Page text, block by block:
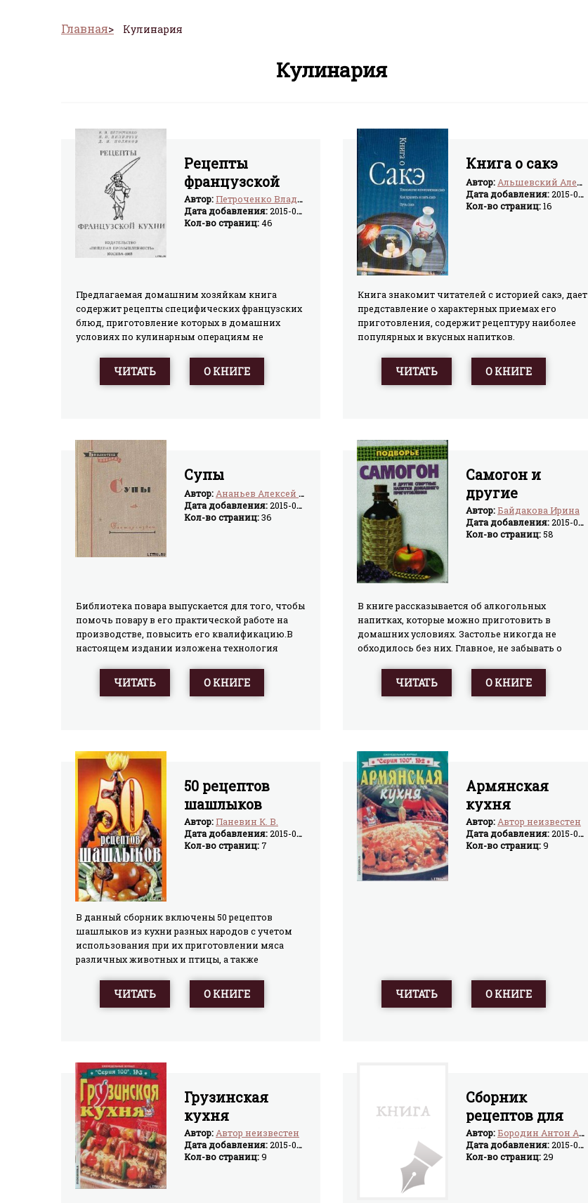
Главная Кулинария
Кулинария
Рецепты
французской
кухни
Автор:Петроченко Владимир Владимирович
Дата добавления:2015-03-16
Кол-во страниц:46
Предлагаемая домашним хозяйкам книга
содержит рецепты специфических французских
блюд, приготовление которых в домашних
условиях по кулинарным операциям не
хозяйкам этот сборник поможет значительно
разнообразить свой стол вкусными
ЧИТАТЬ О КНИГЕ
Книга о сакэ
Автор: Альшевский Александр Сергеевич
Дата добавления:2015-03-20
Кол-во страниц:16
Книга знакомит читателей с историей сакэ, дает
представление о характерных приемах его
приготовления, содержит рецептуру наиболее
популярных и вкусных напитков.
ЧИТАТЬ О КНИГЕ
Супы
Автор: Ананьев Алексей Ананьевич
Дата добавления:2015-03-21
Кол-во страниц:36
Библиотека повара выпускается для того, чтобы
помочь повару в его практической работе на
производстве, повысить его квалификацию.В
настоящем издании изложена технология
наименование) и приведены некоторые
сведения о рабочем месте повара; в книге также
основном нормам (весом нетто), указанным в
«Сборнике рецептур блюд и кулинарных
изделий для предприятий общественного
питания» (Госторгиздат, 1955 г.).
ЧИТАТЬ О КНИГЕ
Самогон и
другие
спиртные
напитки
Автор:Байдакова Ирина
Дата добавления:2015-03-24
Кол-во страниц: 58
В книге рассказывается об алкогольных
напитках, которые можно приготовить в
домашних условиях. Застолье никогда не
обходилось без них. Главное, не забывать о
и у каждого своя история, уходящая корнями в
глубь веков. Читатель узнает, как сварить
ЧИТАТЬ О КНИГЕ
50 рецептов
шашлыков
Автор:Паневин К. В.
Дата добавления:2015-04-02
Кол-во страниц: 7
В данный сборник включены 50 рецептов
шашлыков из кухни разных народов с учетом
использования при их приготовлении мяса
различных животных и птицы, а также
шашлыков даны с учетом применения как
специальных приспособлений, так и подручных
достаточно изысканных блюд, способных
удовлетворить запросы любого человека.
ЧИТАТЬ О КНИГЕ
Армянская
кухня
Автор: Автор неизвестен
Дата добавления:2015-04-02
Кол-во страниц:9
ЧИТАТЬ О КНИГЕ
Грузинская
кухня
Автор: Автор неизвестен
Дата добавления:2015-04-02
Кол-во страниц:9
Сборник
рецептов для
СВЧ-печи
Автор:Бородин Антон Анатольевич
Дата добавления:2015-04-03
Кол-во страниц:29